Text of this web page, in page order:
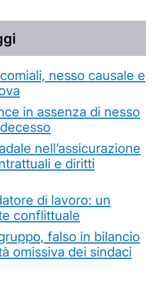
nesso causale e
in assenza di nesso
nell’assicurazione
e diritti
di lavoro: un
conflittuale
falso in bilancio
omissiva dei sindaci